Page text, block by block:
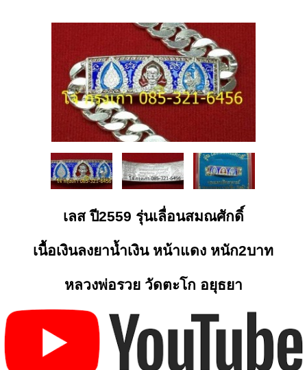
เลส ปี2559 รุ่นเลื่อนสมณศักดิ์
เนื้อเงินลงยาน้ำเงิน หน้าแดง หนัก2บาท
หลวงพ่อรวย วัดตะโก อยุธยา